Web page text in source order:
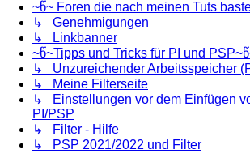
~წ~ Foren die nach meinen Tuts
↳ Genehmigungen
↳ Linkbanner
~წ~Tipps und Tricks für PI und
↳ Unzureichender Arbeitsspeicher
↳ Meine Filterseite
↳ Einstellungen vor dem Einfügen
PI/PSP
↳ Filter - Hilfe
↳ PSP 2021/2022 und Filter